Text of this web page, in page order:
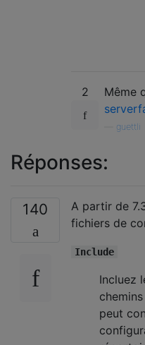
2
Même
guettli
Réponses:
140 A partir de
fichiers de
Include
Incluez
peut